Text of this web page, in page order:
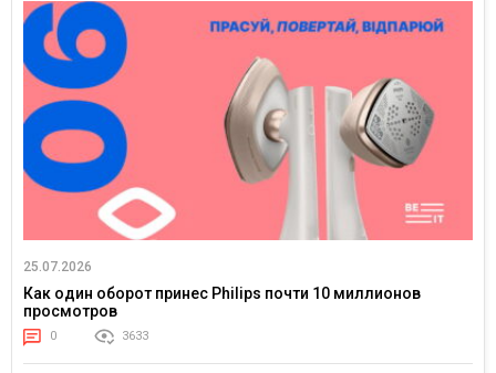
25.07.2026
Как один оборот принес Philips почти 10 миллионов
просмотров
0 3633